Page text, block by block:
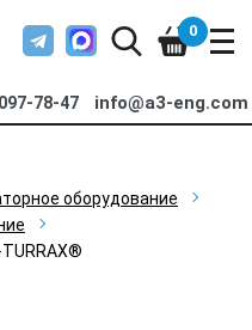
78-47 info@a3-eng.com
0
оборудование